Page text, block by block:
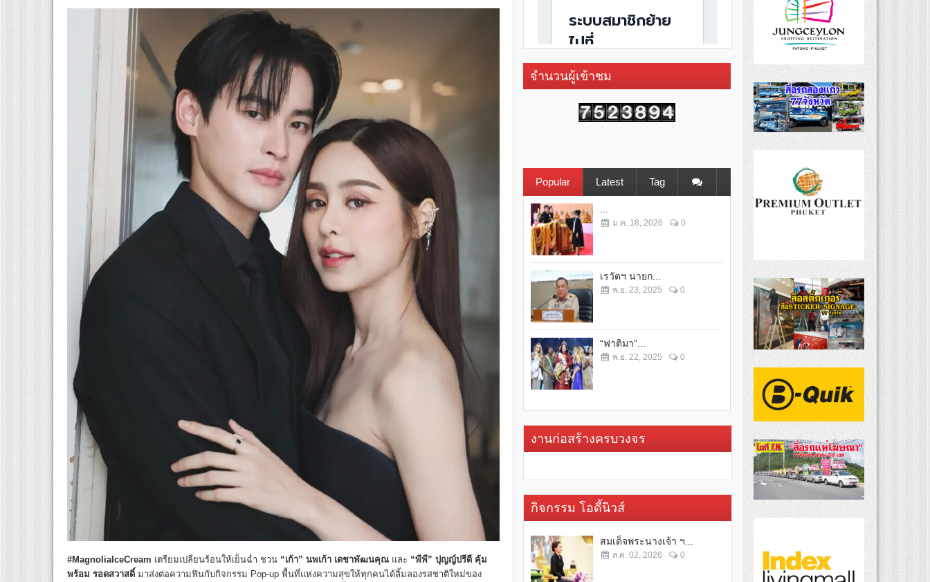
#MagnoliaIceCream เตรียมเปลี่ยนร้อนให้เย็นฉ่ำ ชวน “เก้า” นพเก้า เดชาพัฒนคุณ และ “พีพี” ปุญญ์ปรีดี คุ้ม
พร้อม รอดสวาสดิ์ มาส่งต่อความฟินกับกิจกรรม Pop-up พื้นที่แห่งความสุขให้ทุกคนได้ลิ้มลองรสชาติใหม่ของ
จำนวนผู้เข้าชม
Popular Latest Tag
ม.ค. 18, 2026 0
เรวัตฯ นายก...
พ.ย. 23, 2025 0
“ฟาติมา”...
พ.ย. 22, 2025 0
งานก่อสร้างครบวงจร
กิจกรรม โอดี้นิวส์
สมเด็จพระนางเจ้า ฯ...
ส.ค. 02, 2026 0